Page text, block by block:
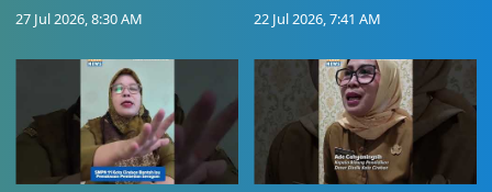
27 Jul 2026, 8:30 AM 22 Jul 2026, 7:41 AM